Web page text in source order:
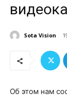
Sota Vision
Об этом нам